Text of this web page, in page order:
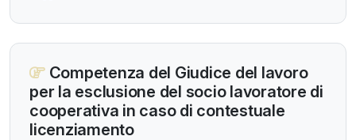
Competenza del Giudice del lavoro
per la esclusione del socio lavoratore di
cooperativa in caso di contestuale
licenziamento